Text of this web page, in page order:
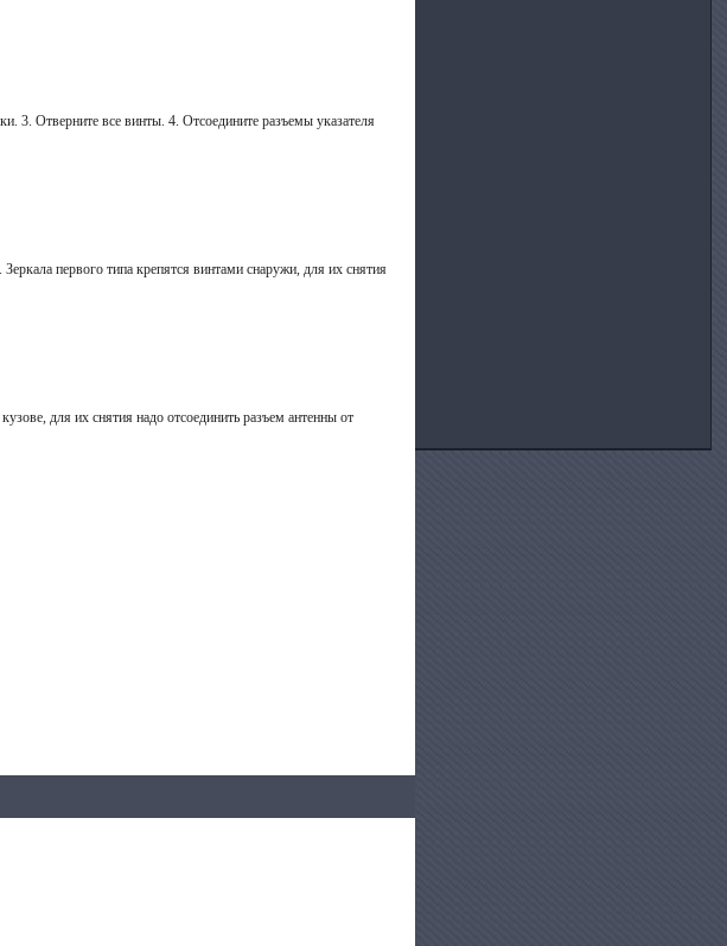
3. Отверните все винты. 4. Отсоедините разъемы указателя
первого типа крепятся винтами снаружи, для их снятия
для их снятия надо отсоединить разъем антенны от